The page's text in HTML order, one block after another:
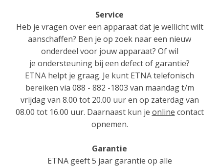
Service
Heb je vragen over een apparaat dat je wellicht wilt
aanschaffen? Ben je op zoek naar een nieuw
onderdeel voor jouw apparaat? Of wil
je ondersteuning bij een defect of garantie?
ETNA helpt je graag. Je kunt ETNA telefonisch
bereiken via 088 - 882 -1803 van maandag t/m
vrijdag van 8.00 tot 20.00 uur en op zaterdag van
08.00 tot 16.00 uur. Daarnaast kun je online contact
opnemen.
Garantie
ETNA geeft 5 jaar garantie op alle